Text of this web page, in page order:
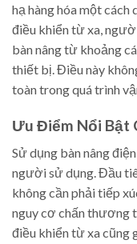
hạ hàng hóa một cách
điều khiển từ xa,
bàn nâng từ khoảng
thiết bị. Điều này
toàn trong quá trình
Ưu Điểm Nổi Bật
Sử dụng bàn nâng
người sử dụng. Đầu
không cần phải tiếp
nguy cơ chấn thương
điều khiển từ xa cũng